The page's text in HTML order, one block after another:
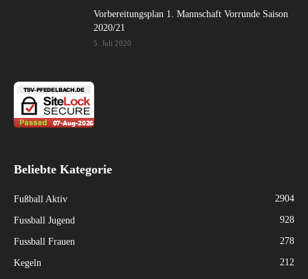
Vorbereitungsplan 1. Mannschaft Vorrunde Saison
2020/21
5. Juli 2020
Beliebte Kategorie
Fußball Aktiv 2904
Fussball Jugend 928
Fussball Frauen 278
Kegeln 212